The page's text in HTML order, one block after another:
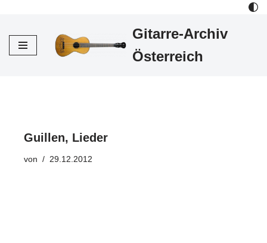
Inhalt
Gitarre-Archiv
Österreich
Guillen, Lieder
von 29.12.2012